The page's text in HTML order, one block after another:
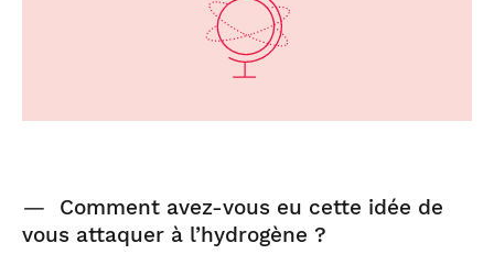
—
Comment avez-vous eu cette idée de
vous attaquer à l’hydrogène ?